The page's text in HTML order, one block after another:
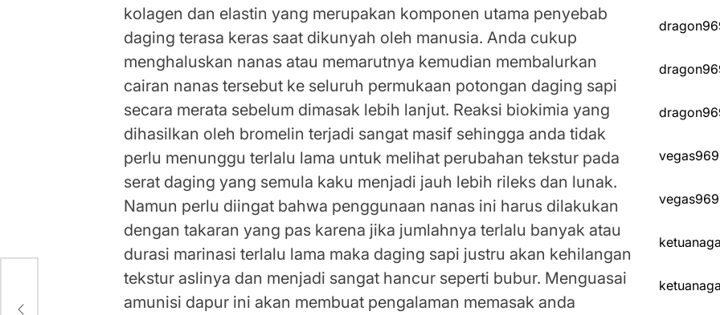
kolagen dan elastin yang merupakan komponen utama penyebab
daging terasa keras saat dikunyah oleh manusia. Anda cukup
menghaluskan nanas atau memarutnya kemudian membalurkan
cairan nanas tersebut ke seluruh permukaan potongan daging sapi
secara merata sebelum dimasak lebih lanjut. Reaksi biokimia yang
dihasilkan oleh bromelin terjadi sangat masif sehingga anda tidak
perlu menunggu terlalu lama untuk melihat perubahan tekstur pada
serat daging yang semula kaku menjadi jauh lebih rileks dan lunak.
Namun perlu diingat bahwa penggunaan nanas ini harus dilakukan
dengan takaran yang pas karena jika jumlahnya terlalu banyak atau
durasi marinasi terlalu lama maka daging sapi justru akan kehilangan
tekstur aslinya dan menjadi sangat hancur seperti bubur. Menguasai
amunisi dapur ini akan membuat pengalaman memasak anda
vegas969
vegas969
ketuanaga
ketuanaga